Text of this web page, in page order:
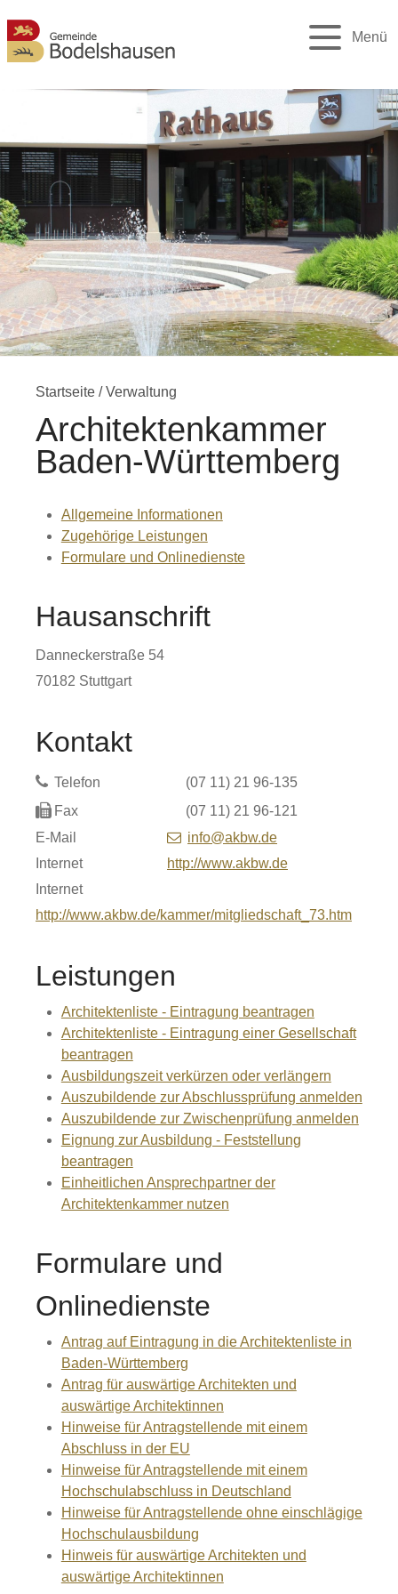
Menü
Startseite /Verwaltung
Architektenkammer
Baden-Württemberg
Allgemeine Informationen
Zugehörige Leistungen
Formulare und Onlinedienste
Hausanschrift
Danneckerstraße 54
70182 Stuttgart
Kontakt
Telefon (07 11) 21 96-135
Fax
(07 11) 21 96-121
E-Mail
info@akbw.de
Internet
http://www.akbw.de
Internet
http://www.akbw.de/kammer/mitgliedschaft_73.htm
Leistungen
Architektenliste - Eintragung beantragen
Architektenliste - Eintragung einer Gesellschaft
beantragen
Ausbildungszeit verkürzen oder verlängern
Auszubildende zur Abschlussprüfung anmelden
Auszubildende zur Zwischenprüfung anmelden
Eignung zur Ausbildung - Feststellung
beantragen
Einheitlichen Ansprechpartner der
Architektenkammer nutzen
Formulare und
Onlinedienste
Antrag auf Eintragung in die Architektenliste in
Baden-Württemberg
Antrag für auswärtige Architekten und
auswärtige Architektinnen
Hinweise für Antragstellende mit einem
Abschluss in der EU
Hinweise für Antragstellende mit einem
Hochschulabschluss in Deutschland
Hinweise für Antragstellende ohne einschlägige
Hochschulausbildung
Hinweis für auswärtige Architekten und
auswärtige Architektinnen